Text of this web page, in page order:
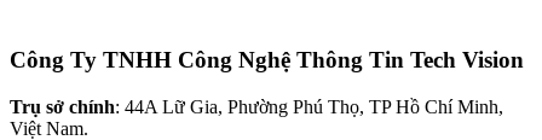
Công Ty TNHH Công Nghệ Thông Tin Tech Vision
Trụ sở chính: 44A Lữ Gia, Phường Phú Thọ, TP Hồ Chí Minh,
Việt Nam.